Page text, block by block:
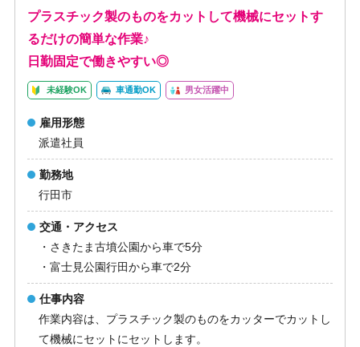
プラスチック製のものをカットして機械にセットす
るだけの簡単な作業♪
日勤固定で働きやすい◎
未経験OK 車通勤OK 男女活躍中
雇用形態
派遣社員
勤務地
行田市
交通・アクセス
・さきたま古墳公園から車で5分
・富士見公園行田から車で2分
仕事内容
作業内容は、プラスチック製のものをカッターでカットし
て機械にセットにセットします。